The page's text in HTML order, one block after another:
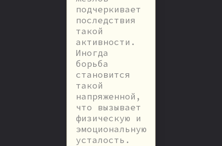
подчеркивает
последствия
такой
активности.
Иногда
борьба
становится
такой
напряженной,
что вызывает
физическую и
эмоциональную
усталость.